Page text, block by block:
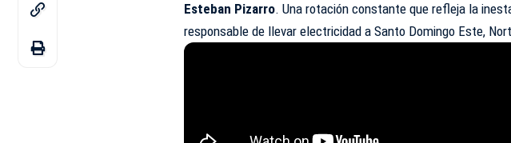
Esteban Pizarro. Una rotación constante que refleja la
responsable de llevar electricidad a Santo Domingo Este,